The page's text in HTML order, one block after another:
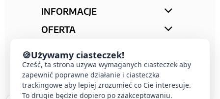
INFORMACJE
OFERTA
KONTAKT
🍪Używamy ciasteczek!
Cześć, ta strona używa wymaganych ciasteczek aby
zapewnić poprawne działanie i ciasteczka
trackingowe aby lepiej zrozumieć co Cie interesuje.
To drugie będzie dopiero po zaakceptowaniu.